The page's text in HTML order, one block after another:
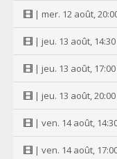
| mer. 12 août,
| jeu. 13 août,
| jeu. 13 août,
| jeu. 13 août,
| ven. 14 août,
| ven. 14 août,